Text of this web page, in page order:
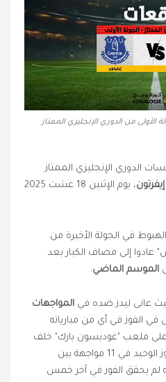
الأولى من الدوري الإنجليزي الممتاز
الدوري الإنجليزي الممتاز
إيفرتون
، يوم الإثنين 18 غشت 2025
في الجولة الأخيرة من
لكن "البيض" عادوا إلى مصاف الكبار بعد
الموسم الماضي.
عانى ليدز ضده في المواجهات
في الفوز في أي من مبارياته
على ملعب "غوديسون بارك" خلف
أبواب مغلقة عام 2020 هو الفوز الوحيد في 11 مواجهة بين
لم يحقق الفوز في آخر خمس